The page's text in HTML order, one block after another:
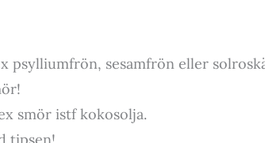
psylliumfrön, sesamfrön eller
smör istf kokosolja.
tipsen!